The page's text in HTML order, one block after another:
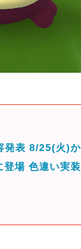
発表 8/25(火)
登場 色違い実装